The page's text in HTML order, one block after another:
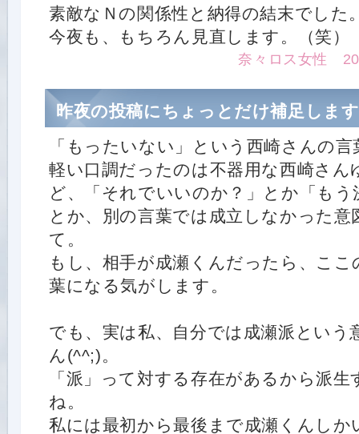
素敵なＮの関係性と納得の結末でした
今夜も、もちろん見直します。（笑）
奈々ロス女性
昨夜の投稿にちょっとだけ補足しま
「もったいない」という西崎さんの言
軽い口調だったのは不器用な西崎さん
ど、「それでいいのか？」とか「も
とか、別の言葉では成立しなかった意
て。
もし、相手が成瀬くんだったら、ここ
葉になる気がします。
でも、実は私、自分では成瀬派という
ん(^^;)。
「派」って対する存在があるから派
ね。
私には最初から最後まで成瀬くんしか